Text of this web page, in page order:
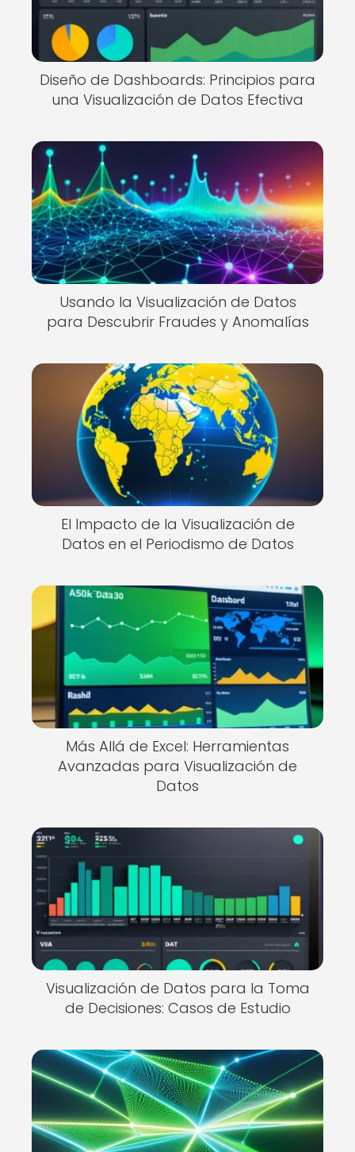
Diseño de Dashboards: Principios para
una Visualización de Datos Efectiva
Usando la Visualización de Datos
para Descubrir Fraudes y Anomalías
El Impacto de la Visualización de
Datos en el Periodismo de Datos
Más Allá de Excel: Herramientas
Avanzadas para Visualización de
Datos
Visualización de Datos para la Toma
de Decisiones: Casos de Estudio